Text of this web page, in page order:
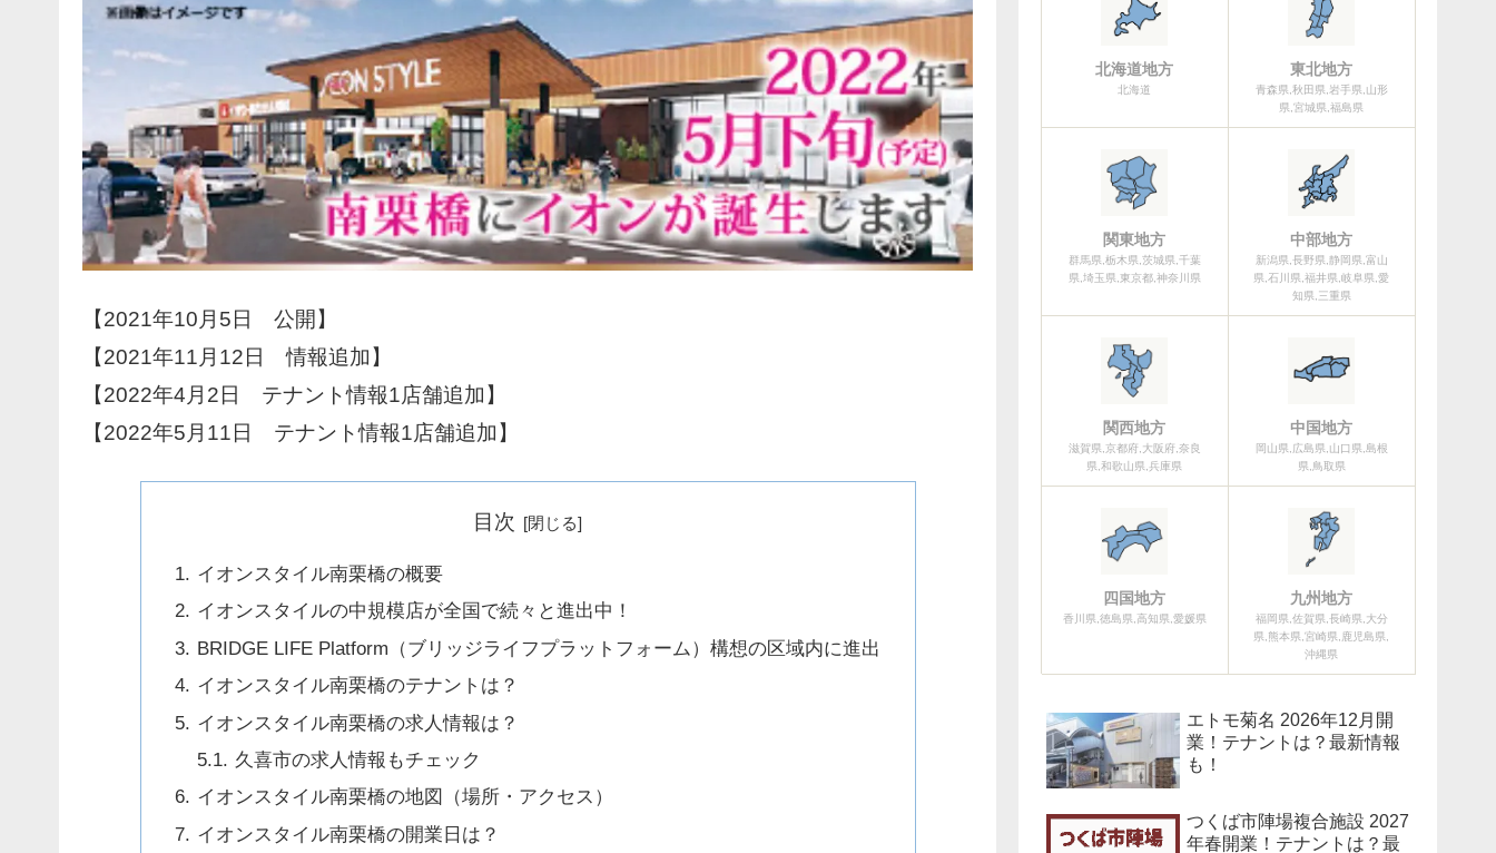
【2021年10月5日 公開】
【2021年11月12日 情報追加】
【2022年4月2日 テナント情報1店舗追加】
【2022年5月11日 テナント情報1店舗追加】
目次
イオンスタイル南栗橋の概要
イオンスタイルの中規模店が全国で続々と進出中！
BRIDGE LIFE Platform（ブリッジライフプラットフォーム）構想の区域内に進出
イオンスタイル南栗橋のテナントは？
イオンスタイル南栗橋の求人情報は？
久喜市の求人情報もチェック
イオンスタイル南栗橋の地図（場所・アクセス）
イオンスタイル南栗橋の開業日は？
北海道地方
北海道
東北地方
青森県,秋田県,岩手県,山形
県,宮城県,福島県
関東地方
群馬県,栃木県,茨城県,千葉
県,埼玉県,東京都,神奈川県
中部地方
新潟県,長野県,静岡県,富山
県,石川県,福井県,岐阜県,愛
知県,三重県
関西地方
滋賀県,京都府,大阪府,奈良
県,和歌山県,兵庫県
中国地方
岡山県,広島県,山口県,島根
県,鳥取県
四国地方
香川県,徳島県,高知県,愛媛県
九州地方
福岡県,佐賀県,長崎県,大分
県,熊本県,宮崎県,鹿児島県,
沖縄県
エトモ菊名 2026年12月開
業！テナントは？最新情報
も！
つくば市陣場複合施設 2027
年春開業！テナントは？最